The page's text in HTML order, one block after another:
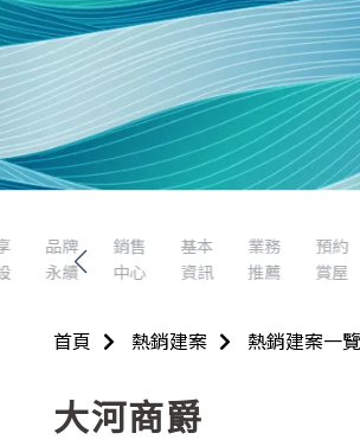
品牌
永續
銷售
中心
基本
資訊
業務
推薦
預約
賞屋
首頁 熱銷建案 熱銷建案一覽
大河商爵